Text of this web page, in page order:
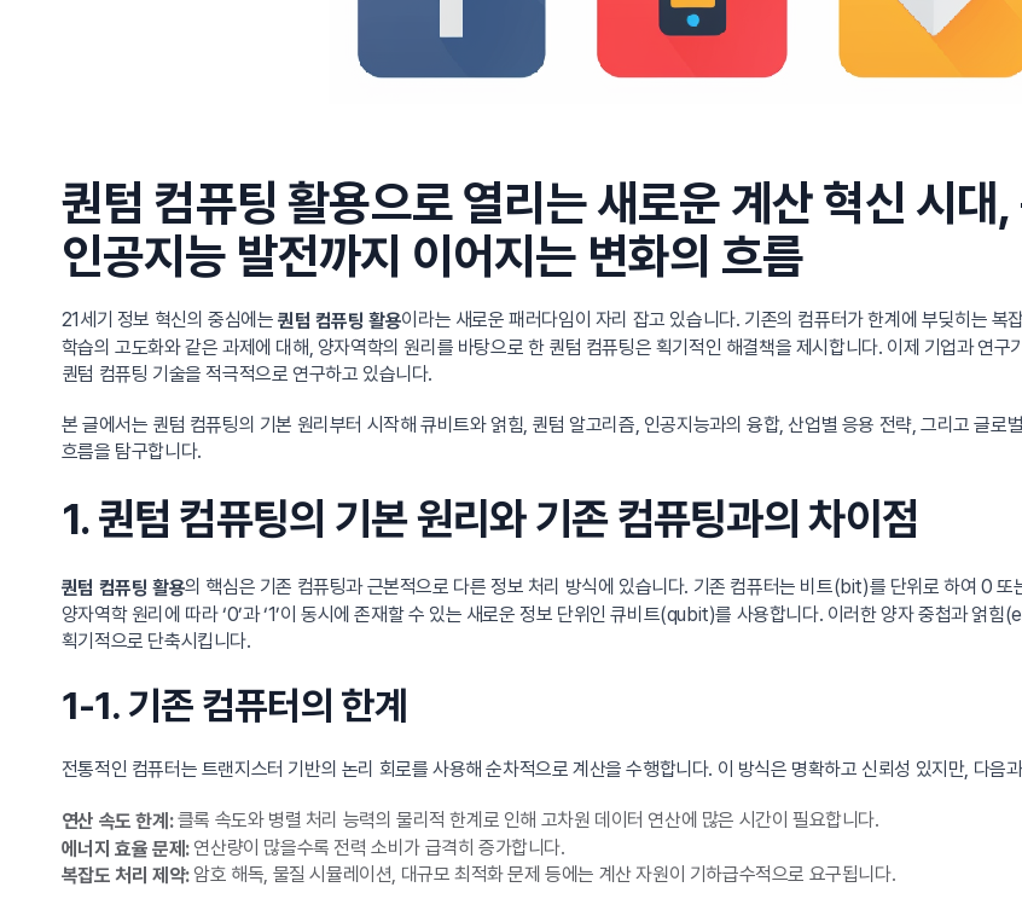
퀀텀 컴퓨팅 활용으로 열리는 새로운 계산 혁신 시대
인공지능 발전까지 이어지는 변화의 흐름
21세기 정보 혁신의 중심에는 퀀텀 컴퓨팅 활용이라는 새로운 패러다임이 자리 잡고 있습니다. 기존의 컴퓨터가 한계에 부딪히는
학습의 고도화와 같은 과제에 대해, 양자역학의 원리를 바탕으로 한 퀀텀 컴퓨팅은 획기적인 해결책을 제시합니다. 이제 기업과 연
퀀텀 컴퓨팅 기술을 적극적으로 연구하고 있습니다.
본 글에서는 퀀텀 컴퓨팅의 기본 원리부터 시작해 큐비트와 얽힘, 퀀텀 알고리즘, 인공지능과의 융합, 산업별 응용 전략, 그리고 글로
흐름을 탐구합니다.
1. 퀀텀 컴퓨팅의 기본 원리와 기존 컴퓨팅과의 차이점
퀀텀 컴퓨팅 활용의 핵심은 기존 컴퓨팅과 근본적으로 다른 정보 처리 방식에 있습니다. 기존 컴퓨터는 비트(bit)를 단위로 하여 0
양자역학 원리에 따라 ‘0’과 ‘1’이 동시에 존재할 수 있는 새로운 정보 단위인 큐비트(qubit)를 사용합니다. 이러한 양자 중첩과 얽
획기적으로 단축시킵니다.
1-1. 기존 컴퓨터의 한계
전통적인 컴퓨터는 트랜지스터 기반의 논리 회로를 사용해 순차적으로 계산을 수행합니다. 이 방식은 명확하고 신뢰성 있지만, 다음
연산 속도 한계:클록 속도와 병렬 처리 능력의 물리적 한계로 인해 고차원 데이터 연산에 많은 시간이 필요합니다.
에너지 효율 문제:연산량이 많을수록 전력 소비가 급격히 증가합니다.
복잡도 처리 제약:암호 해독, 물질 시뮬레이션, 대규모 최적화 문제 등에는 계산 자원이 기하급수적으로 요구됩니다.